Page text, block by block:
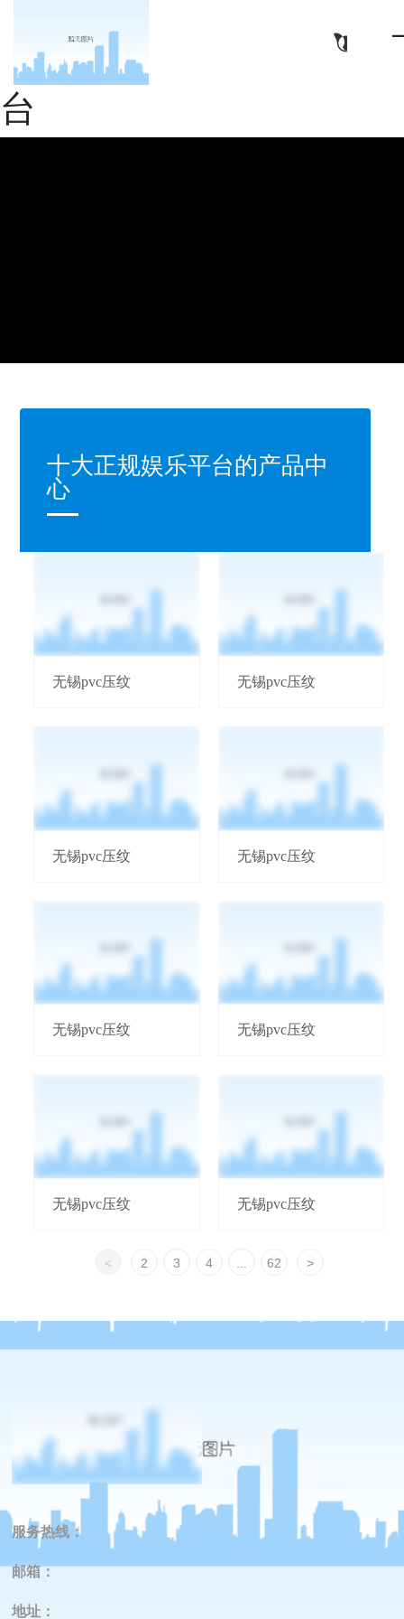
亿华高新材料（南通）有
限公司-十大正规娱乐平
台
十大正规娱乐平台的产品中
心
无锡pvc压纹 无锡pvc压纹
无锡pvc压纹 无锡pvc压纹
无锡pvc压纹 无锡pvc压纹
无锡pvc压纹 无锡pvc压纹
< 2 3 4 62 >
服务热线：
邮箱：
地址 ：